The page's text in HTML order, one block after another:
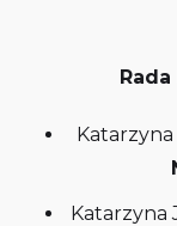
Katarzyna
Katarzyna